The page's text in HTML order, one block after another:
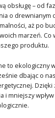
obsługę – od
o
aż po
marzeń.
produktu.
to ekologiczny
dbając o
i mniejszy